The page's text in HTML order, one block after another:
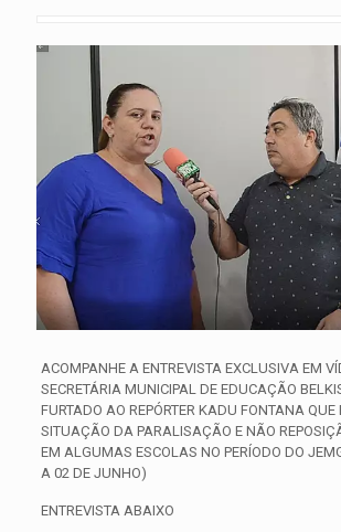
ACOMPANHE A ENTREVISTA EXCLUSIVA EM
SECRETÁRIA MUNICIPAL DE EDUCAÇÃO
FURTADO AO REPÓRTER KADU FONTANA QUE
SITUAÇÃO DA PARALISAÇÃO E NÃO
EM ALGUMAS ESCOLAS NO PERÍODO DO
A 02 DE JUNHO)
ENTREVISTA ABAIXO